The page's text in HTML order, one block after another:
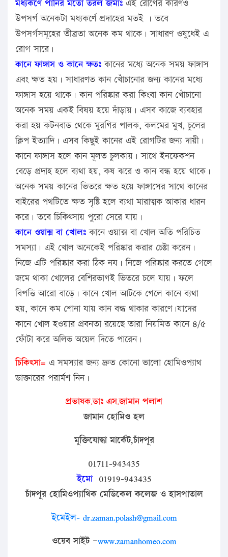
মধ্যকর্ণে পানির মতো তরল জমাঃ এই রোগের কারণও
উপসর্গ অনেকটা মধ্যকর্ণে প্রদাহের মতই । তবে
উপসর্গসমূহের তীব্রতা অনেক কম থাকে। সাধারণ ওষুধেই এ
রোগ সারে।
কানে ফাঙ্গাস ও কানে ক্ষতঃ কানের মধ্যে অনেক সময় ফাঙ্গাস
এবং ক্ষত হয়। সাধারণত কান খোঁচানোর জন্য কানের মধ্যে
ফাঙ্গাস হয়ে থাকে। কান পরিষ্কার করা কিংবা কান খোঁচানো
অনেক সময় একই বিষয় হয়ে দাঁড়ায়। এসব কাজে ব্যবহার
করা হয় কটনবাড থেকে মুরগির পালক, কলমের মুখ, চুলের
ক্লিপ ইত্যাদি। এসব কিছুই কানের এই রোগটির জন্য দায়ী।
কানে ফাঙ্গাস হলে কান মূলত চুলকায়। সাথে ইনফেকশন
বেড়ে প্রদাহ হলে ব্যথা হয়, কষ ঝরে ও কান বন্ধ হয়ে থাকে।
অনেক সময় কানের ভিতরে ক্ষত হয়ে ফাঙ্গাসের সাথে কানের
বাইরের পথটিতে ক্ষত সৃষ্টি হলে ব্যথা মারাত্মক আকার ধারন
করে। তবে চিকিৎসায় পুরো সেরে যায়।
কানে ওয়াক্স বা খোলঃ কানে ওয়াক্স বা খোল অতি পরিচিত
সমস্যা। এই খোল অনেকেই পরিষ্কার করার চেষ্টা করেন।
নিজে এটি পরিষ্কার করা ঠিক নয। নিজে পরিষ্কার করতে গেলে
জমে থাকা খোলের বেশিরভাগই ভিতরে চলে যায়। ফলে
বিপত্তি আরো বাড়ে। কানে খোল আটকে গেলে কানে ব্যথা
হয়, কানে কম শোনা যায় কান বন্ধ থাকার কারণে।যাদের
কানে খোল হওয়ার প্রবনতা রয়েছে তারা নিয়মিত কানে ৪/৫
ফোঁটা করে অলিভ অয়েল দিতে পারেন।
চিকিৎসা= এ সমস্যার জন্য দ্রুত কোনো ভালো হোমিওপ্যাথ
ডাক্তারের পরার্মশ নিন।
প্রভাষক.ডাঃ এস.জামান পলাশ
জামান হোমিও হল
মুক্তিযোদ্ধা মার্কেট,চাঁদপুর
01711-943435
ইমো 01919-943435
চাঁদপুর হোমিওপ্যাথিক মেডিকেল কলেজ ও হাসপাতাল
ইমেইল- dr.zaman.polash@gmail.com
ওয়েব সাইট–www.zamanhomeo.com